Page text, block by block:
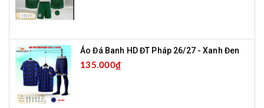
Áo Đá Banh HD ĐT Pháp 26/27 - Xanh Đen
135.000₫